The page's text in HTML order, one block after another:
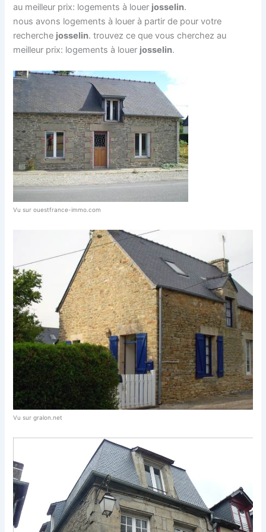
au meilleur prix: logements à louer josselin.
nous avons logements à louer à partir de pour votre
recherche josselin. trouvez ce que vous cherchez au
meilleur prix: logements à louer josselin.
Vu sur ouestfrance-immo.com
Vu sur gralon.net